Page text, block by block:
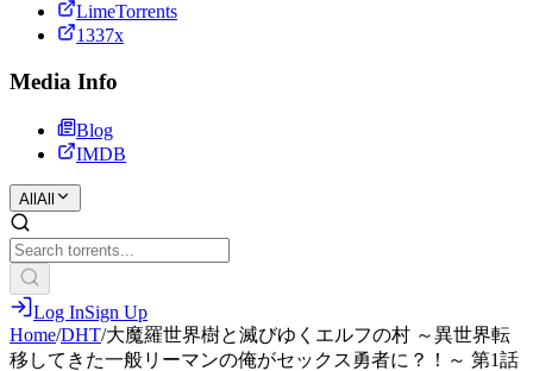
LimeTorrents
1337x
Media Info
Blog
IMDB
All All
Log InSign Up
Home/DHT/大魔羅世界樹と滅びゆくエルフの村 ～異世界転
移してきた一般リーマンの俺がセックス勇者に？！～ 第1話